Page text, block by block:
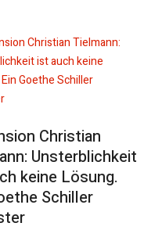
Christian
Unsterblichkeit
keine Lösung.
Schiller